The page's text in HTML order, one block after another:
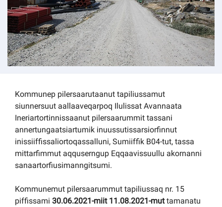
Kommunep pilersaarutaanut tapiliussamut
siunnersuut aallaaveqarpoq Ilulissat Avannaata
Ineriartortinnissaanut pilersaarummit tassani
annertungaatsiartumik inuussutissarsiorfinnut
inissiiffissaliortoqassalluni, Sumiiffik B04-tut, tassa
mittarfimmut aqquserngup Eqqaavissuullu akornanni
sanaartorfiusimanngitsumi.
Kommunemut pilersaarummut tapiliussaq nr. 15
piffissami 30.06.2021-miit 11.08.2021-muttamanatu